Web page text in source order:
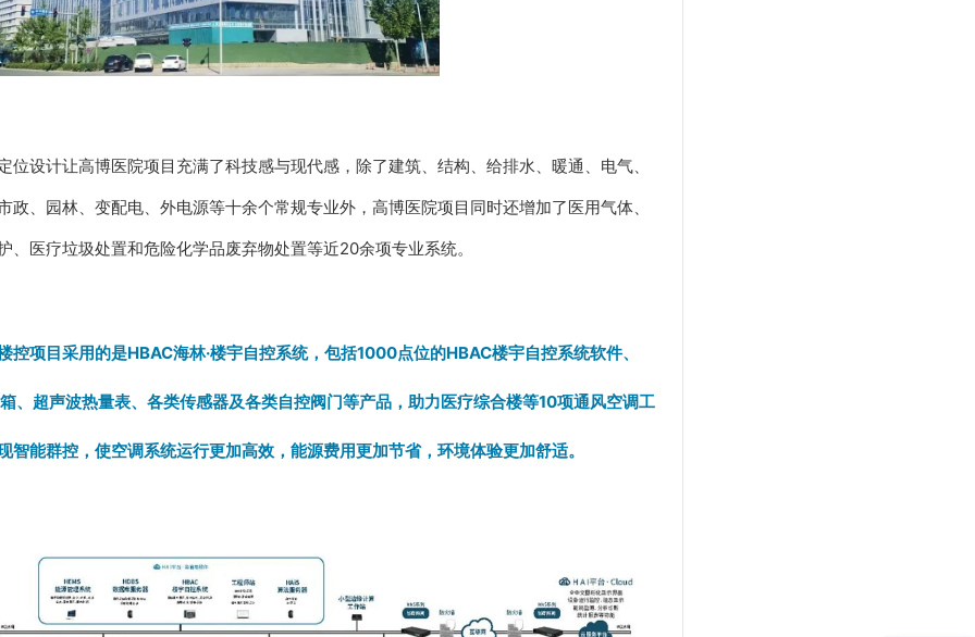
位设计让高博医院项目充满了科技感与现代感，除了建筑、结构、给排水、暖通、电气、
政、园林、变配电、外电源等十余个常规专业外，高博医院项目同时还增加了医用气体、
、医疗垃圾处置和危险化学品废弃物处置等近20余项专业系统。
控项目采用的是HBAC海林·楼宇自控系统，包括1000点位的HBAC楼宇自控系统软件、
、超声波热量表、各类传感器及各类自控阀门等产品，助力医疗综合楼等10项通风空调工
智能群控，使空调系统运行更加高效，能源费用更加节省，环境体验更加舒适。